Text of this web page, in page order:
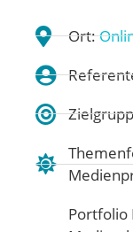
Ort:
Portfolio